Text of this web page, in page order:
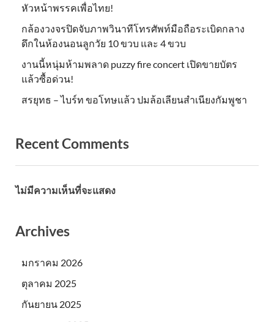
หัวหน้าพรรคเพื่อไทย!
กล้องวงจรปิดจับภาพวินาทีโทรศัพท์มือถือระเบิดกลาง
ดึกในห้องนอนลูกวัย 10 ขวบ และ 4 ขวบ
งานนี้หนุ่มห้ามพลาด puzzy fire concert เปิดขายบัตร
แล้วซื้อด่วน!
สรยุทธ – ไบร์ท ขอโทษแล้ว ปมล้อเลียนสำเนียงกัมพูชา
Recent Comments
ไม่มีความเห็นที่จะแสดง
Archives
มกราคม 2026
ตุลาคม 2025
กันยายน 2025